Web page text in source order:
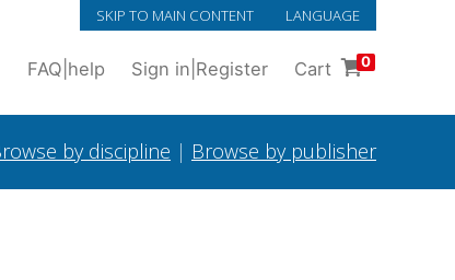
SKIP TO MAIN CONTENT LANGUAGE
FAQ help Sign in Register Cart 0
by discipline | Browse by publisher